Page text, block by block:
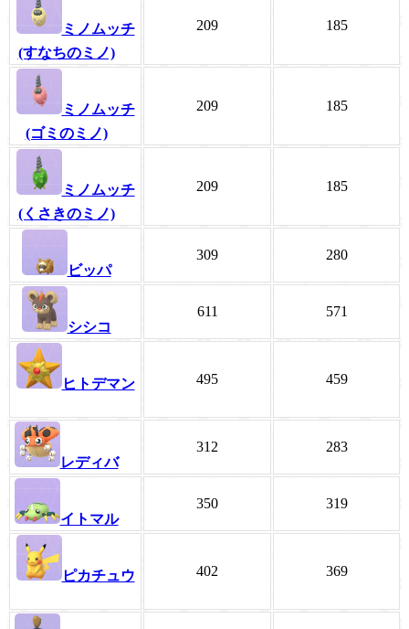
ミノムッチ
(すなちのミノ)
209 185
ミノムッチ
(ゴミのミノ)
209 185
ミノムッチ
(くさきのミノ)
209 185
ビッパ
309 280
シシコ
611 571
ヒトデマン 495 459
レディバ
312 283
イトマル
350 319
ピカチュウ 402 369